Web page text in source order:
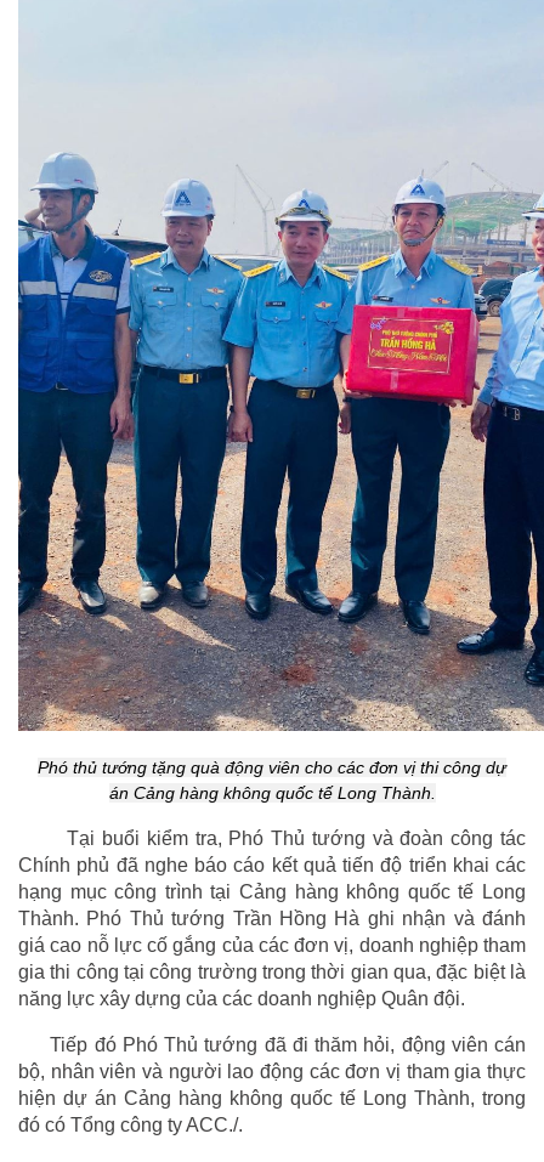
Phó thủ tướng tặng quà động viên cho các đơn vị thi công dự
án Cảng hàng không quốc tế Long Thành.
Tại buổi kiểm tra, Phó Thủ tướng và đoàn công tác
Chính phủ đã nghe báo cáo kết quả tiến độ triển khai các
hạng mục công trình tại Cảng hàng không quốc tế Long
Thành. Phó Thủ tướng Trần Hồng Hà ghi nhận và đánh
giá cao nỗ lực cố gắng của các đơn vị, doanh nghiệp tham
gia thi công tại công trường trong thời gian qua, đặc biệt là
năng lực xây dựng của các doanh nghiệp Quân đội.
Tiếp đó Phó Thủ tướng đã đi thăm hỏi, động viên cán
bộ, nhân viên và người lao động các đơn vị tham gia thực
hiện dự án Cảng hàng không quốc tế Long Thành, trong
đó có Tổng công ty ACC./.